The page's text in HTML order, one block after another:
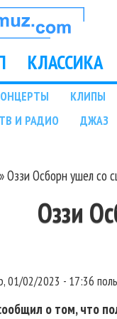
КЛАССИКА
КЛИПЫ
ТВ И РАДИО ДЖАЗ
»Оззи Осборн ушел со
Оззи
01/02/2023 - 17:36
о том, что